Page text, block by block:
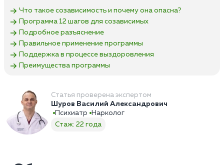
Что такое созависимость и почему она опасна?
Программа 12 шагов для созависимых
Подробное разъяснение
Правильное применение программы
Поддержка в процессе выздоровления
Преимущества программы
Статья проверена экспертом
Шуров Василий Александрович
Психиатр
Нарколог
Стаж: 22 года